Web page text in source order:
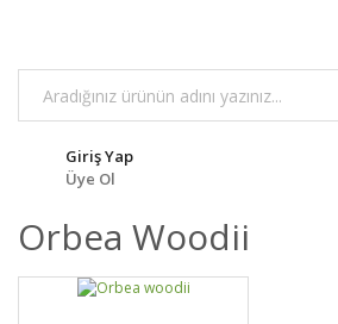
Giriş Yap
Üye Ol
Orbea Woodii